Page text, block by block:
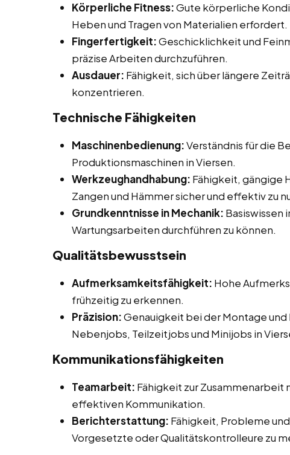
Körperliche Fitness:Gute körperliche
Heben und Tragen von Materialien erfordert.
Fingerfertigkeit:Geschicklichkeit und
präzise Arbeiten durchzuführen.
Ausdauer: Fähigkeit, sich über längere
konzentrieren.
Technische Fähigkeiten
Maschinenbedienung:Verständnis für die
Produktionsmaschinen in Viersen.
Werkzeughandhabung: Fähigkeit, gängige
Zangen und Hämmer sicher und effektiv zu
Grundkenntnisse in Mechanik: Basiswissen
Wartungsarbeiten durchführen zu können.
Qualitätsbewusstsein
Aufmerksamkeitsfähigkeit: Hohe
frühzeitig zu erkennen.
Präzision:Genauigkeit bei der Montage
Nebenjobs, Teilzeitjobs und Minijobs in
Kommunikationsfähigkeiten
Teamarbeit: Fähigkeit zur Zusammenarbeit
effektiven Kommunikation.
Berichterstattung: Fähigkeit, Probleme
Vorgesetzte oder Qualitätskontrolleure zu